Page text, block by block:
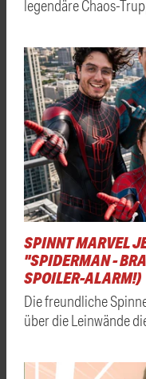
legendäre Chaos-
SPINNT MARVEL
"SPIDERMAN -
SPOILER-ALARM!)
Die freundliche
über die Leinwände